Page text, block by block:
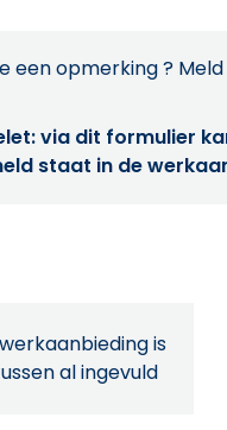
een opmerking ?
via dit formulier
staat in de
is
al ingevuld